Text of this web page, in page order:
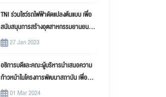
TNI ร่วมโชว์รถไฟฟ้าดัดแปลงต้นแบบ เพื่อ
สนับสนุนการสร้างอุตสาหกรรมยานยนต์
ไฟฟ้าดัดแปลง (EV Conversion)
27 Jan 2023
อธิการบดีและคณะผู้บริหารนำเสนอความ
ก้าวหน้าในโครงการพัฒนาสถาบัน เพื่อขับ
เคลื่อน สถาบันเทคโนโลยีไทย-ญี่ปุ่น (TNI)
01 Mar 2024